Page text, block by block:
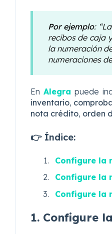
Por ejemplo:
recibos de caja
la numeración
numeraciones
En Alegra puede
inventario,
nota crédito, orden
👉 Índice:
Configure la
Configure la
Configure la
1. Configure